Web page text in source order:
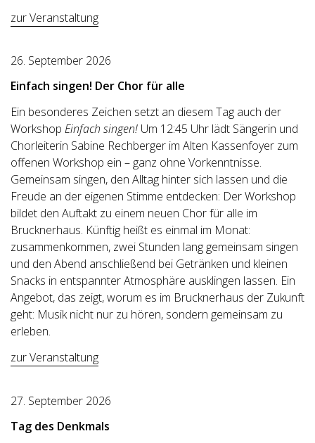
zur Veranstaltung
26. September 2026
Einfach singen! Der Chor für alle
Ein besonderes Zeichen setzt an diesem Tag auch der
Workshop Einfach singen! Um 12:45 Uhr lädt Sängerin und
Chorleiterin Sabine Rechberger im Alten Kassenfoyer zum
offenen Workshop ein – ganz ohne Vorkenntnisse.
Gemeinsam singen, den Alltag hinter sich lassen und die
Freude an der eigenen Stimme entdecken: Der Workshop
bildet den Auftakt zu einem neuen Chor für alle im
Brucknerhaus. Künftig heißt es einmal im Monat:
zusammenkommen, zwei Stunden lang gemeinsam singen
und den Abend anschließend bei Getränken und kleinen
Snacks in entspannter Atmosphäre ausklingen lassen. Ein
Angebot, das zeigt, worum es im Brucknerhaus der Zukunft
geht: Musik nicht nur zu hören, sondern gemeinsam zu
erleben.
zur Veranstaltung
27. September 2026
Tag des Denkmals